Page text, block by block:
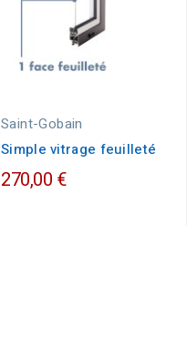
Saint-Gobain
Simple vitrage feuilleté
270,00 €